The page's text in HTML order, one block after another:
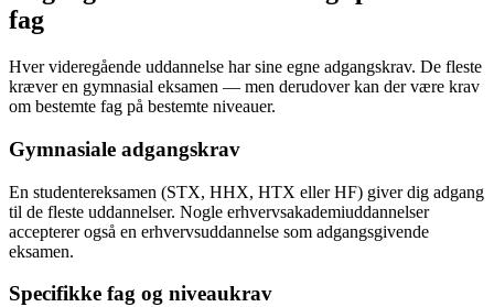
fag
Hver videregående uddannelse har sine egne adgangskrav. De fleste
kræver en gymnasial eksamen — men derudover kan der være krav
om bestemte fag på bestemte niveauer.
Gymnasiale adgangskrav
En studentereksamen (STX, HHX, HTX eller HF) giver dig adgang
til de fleste uddannelser. Nogle erhvervsakademiuddannelser
accepterer også en erhvervsuddannelse som adgangsgivende
eksamen.
Specifikke fag og niveaukrav